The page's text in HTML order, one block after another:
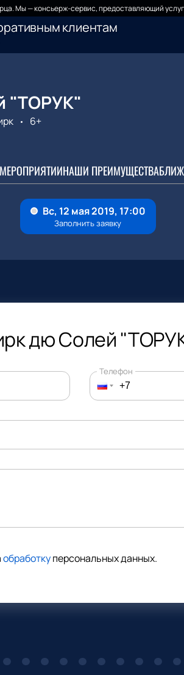
Мы — консьерж-сервис, предоставляющий
клиентам
"ТОРУК"
6+
НАШИ ПРЕИМУЩЕСТВА
дю Солей
Телефон
обработкуперсональных данных.